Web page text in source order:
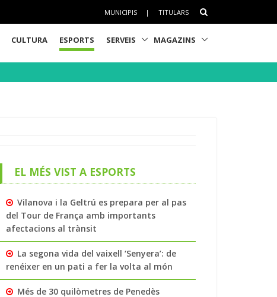
MUNICIPIS | TITULARS
CULTURA ESPORTS SERVEIS MAGAZINS
EL MÉS VIST A ESPORTS
Vilanova i la Geltrú es prepara per al pas
del Tour de França amb importants
afectacions al trànsit
La segona vida del vaixell ‘Senyera’: de
renéixer en un pati a fer la volta al món
Més de 30 quilòmetres de Penedès